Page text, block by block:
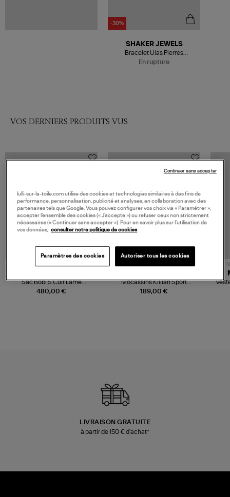
-30%
En rupture
SHAKER JEWELS
Bracelet Ulas Pierres
Naturelles Doré
VOS DERNIERS PRODUITS VUS
480,00 €
Sac Bobi S Cuir Lamé
Champagne
189,00 €
Mocassins Killian Sport
Mousse
LIVRAISON GRATUITE
à partir de 150 € d'achat*
lulli-sur-la-toile.com utilise des cookies et technologies similaires à des fins de
performance, personnalisation, publicité et analyses, en collaboration avec des
partenaires tels que Google. Vous pouvez configurer vos choix via « Paramétrer »,
accepter l’ensemble des cookies (« J’accepte ») ou refuser ceux non strictement
nécessaires (« Continuer sans accepter »). Pour en savoir plus sur l’utilisation de
vos données,
consulter notre politique de cookies
Paramètres des cookies Autoriser tous les cookies
Continuer sans accepter